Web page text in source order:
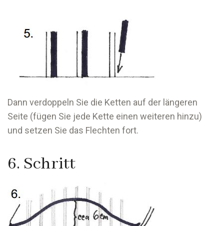
Dann verdoppeln Sie die Ketten auf der längeren
Seite (fügen Sie jede Kette einen weiteren hinzu)
und setzen Sie das Flechten fort.
6. Schritt